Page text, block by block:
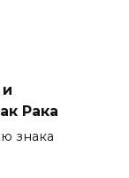
Рака
знака